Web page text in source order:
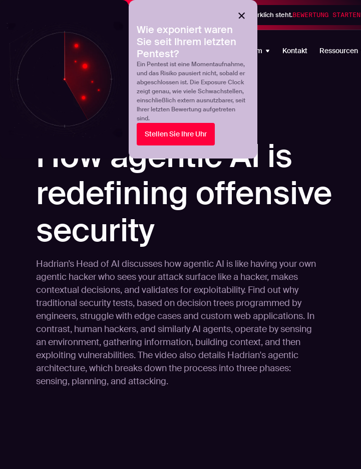
Wie exponiert waren
Sie seit Ihrem letzten
Pentest?
Ein Pentest ist eine Momentaufnahme,
und das Risiko pausiert nicht, sobald er
abgeschlossen ist. Die Exposure Clock
zeigt genau, wie viele Schwachstellen,
einschließlich extern ausnutzbarer, seit
Ihrer letzten Bewertung aufgetreten
sind.
Stellen Sie Ihre Uhr
Finden Sie heraus, wo Ihr Exposure-Management-Programm wirklich steht.BEWERTUNG STARTEN
Products Plattform Kontakt Ressourcen
ONDEMAND VIDEOS
How agentic AI is
redefining offensive
security
Hadrian’s Head of AI discusses how agentic AI is like having your own
agentic hacker who sees your attack surface like a hacker, makes
contextual decisions, and validates for exploitability. Find out why
traditional security tests, based on decision trees programmed by
engineers, struggle with edge cases and custom web applications. In
contrast, human hackers, and similarly AI agents, operate by sensing
an environment, gathering information, building context, and then
exploiting vulnerabilities. The video also details Hadrian's agentic
architecture, which breaks down the process into three phases:
sensing, planning, and attacking.